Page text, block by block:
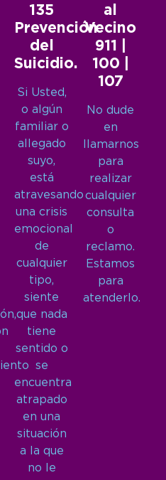
135
Prevención
del
Suicidio.
Si Usted,
o algún
familiar o
allegado
suyo,
está
atravesando
una crisis
emocional
de
cualquier
tipo,
siente
que nada
tiene
sentido o
se
encuentra
atrapado
en una
situación
a la que
no le
al
Vecino
911 |
100 |
107
No dude
en
llamarnos
para
realizar
cualquier
consulta
o
reclamo.
Estamos
para
atenderlo.